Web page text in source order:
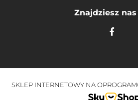
Znajdziesz nas
SKLEP INTERNETOWY NA